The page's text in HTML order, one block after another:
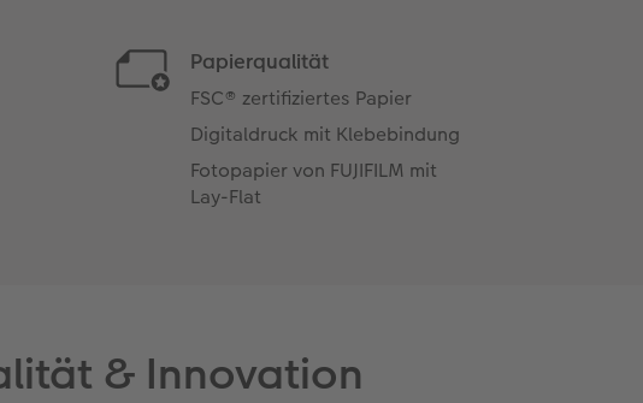
Papierqualität
FSC® zertifiziertes Papier
Digitaldruck mit Klebebindung
Fotopapier von FUJIFILM mit
Lay-Flat
& Innovation